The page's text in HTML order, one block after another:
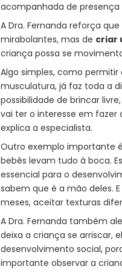
acompanhada de
A Dra. Fernanda reforça
mirabolantes, mas de criar
criança possa se
Algo simples, como
musculatura, já faz toda a
possibilidade de brincar
vai ter o interesse em fazer
explica a especialista.
Outro exemplo importante
bebês levam tudo à boca.
essencial para o
sabem que é a mão deles.
meses, aceitar texturas
A Dra. Fernanda também
deixa a criança se arriscar,
desenvolvimento social,
importante observar a